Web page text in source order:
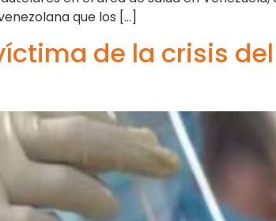
que los […]
de la crisis